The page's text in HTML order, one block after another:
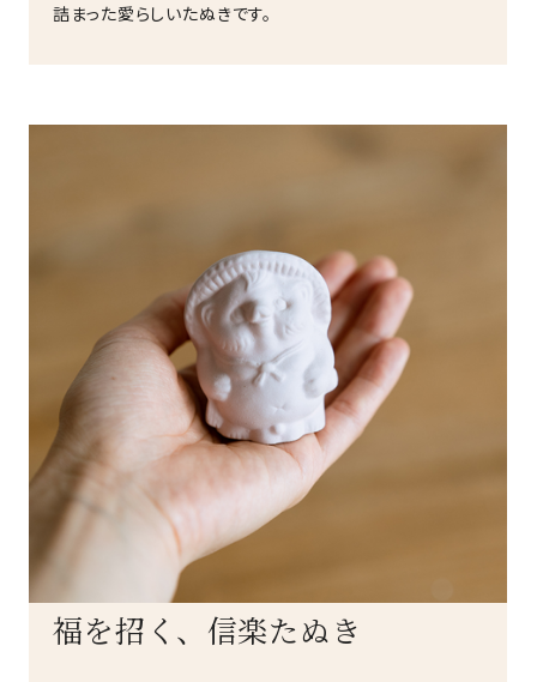
詰まった愛らしいたぬきです。
福を招く、信楽たぬき